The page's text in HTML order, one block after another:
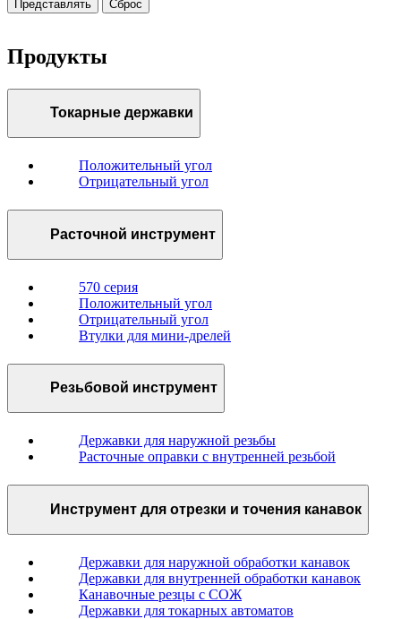
Представлять Сброс
Продукты
Токарные державки
Положительный угол
Отрицательный угол
Расточной инструмент
570 серия
Положительный угол
Отрицательный угол
Втулки для мини-дрелей
Резьбовой инструмент
Державки для наружной резьбы
Расточные оправки с внутренней резьбой
Инструмент для отрезки и точения канавок
Державки для наружной обработки канавок
Державки для внутренней обработки канавок
Канавочные резцы с СОЖ
Державки для токарных автоматов